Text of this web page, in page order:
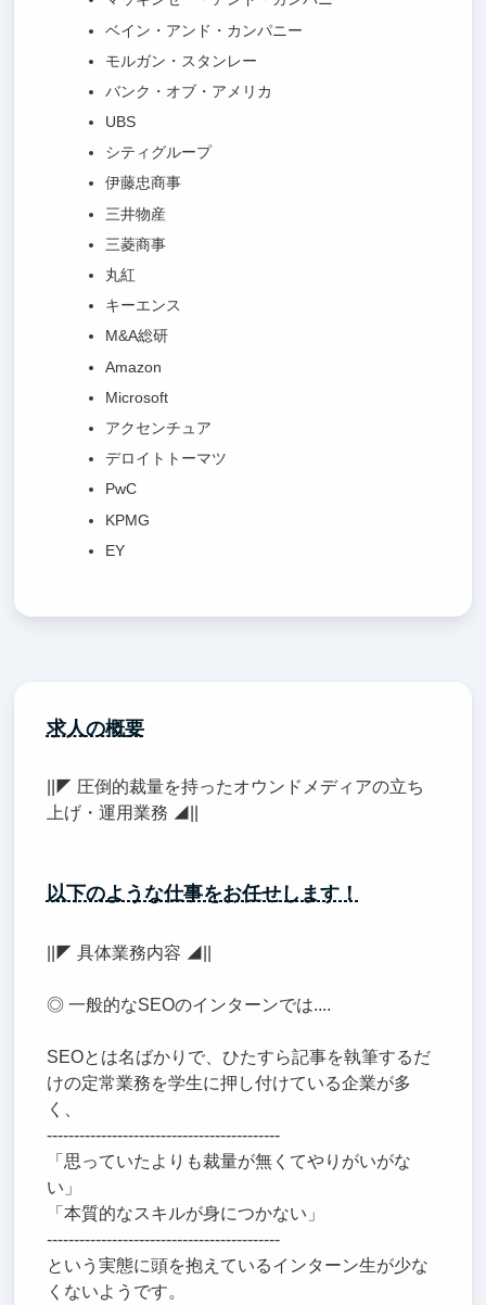
ベイン・アンド・カンパニー
モルガン・スタンレー
バンク・オブ・アメリカ
UBS
シティグループ
伊藤忠商事
三井物産
三菱商事
丸紅
キーエンス
M&A総研
Amazon
Microsoft
アクセンチュア
デロイトトーマツ
PwC
KPMG
EY
求人の概要
||◤ 圧倒的裁量を持ったオウンドメディアの立ち
上げ・運用業務 ◢||
以下のような仕事をお任せします！
||◤ 具体業務内容 ◢||
◎ 一般的なSEOのインターンでは....
SEOとは名ばかりで、ひたすら記事を執筆するだ
けの定常業務を学生に押し付けている企業が多
く、
-------------------------------------------
「思っていたよりも裁量が無くてやりがいがな
い」
「本質的なスキルが身につかない」
-------------------------------------------
という実態に頭を抱えているインターン生が少な
くないようです。